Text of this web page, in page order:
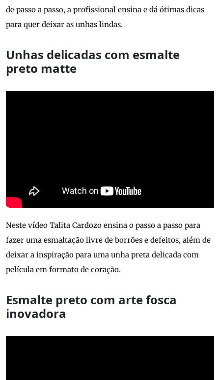
de passo a passo, a profissional ensina e dá ótimas dicas
para quer deixar as unhas lindas.
Unhas delicadas com esmalte
preto matte
Neste vídeo Talita Cardozo ensina o passo a passo para
fazer uma esmaltação livre de borrões e defeitos, além de
deixar a inspiração para uma unha preta delicada com
película em formato de coração.
Esmalte preto com arte fosca
inovadora